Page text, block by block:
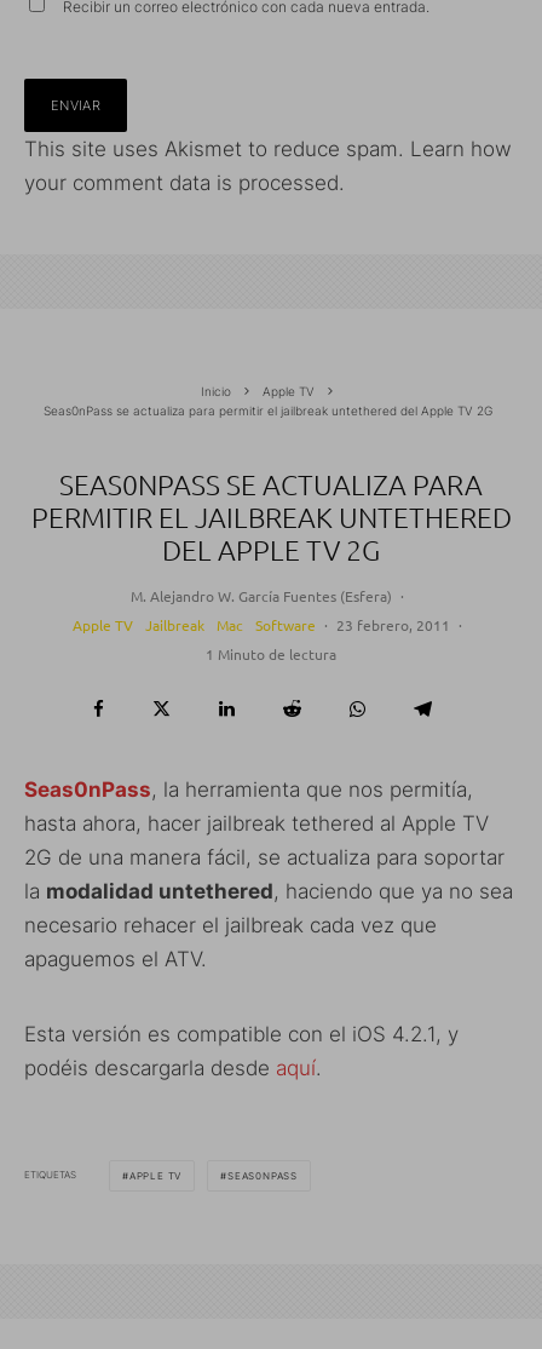
Recibir un correo electrónico con cada nueva entrada.
This site uses Akismet to reduce spam. Learn how
your comment data is processed.
Inicio
Apple TV
Seas0nPass se actualiza para permitir el jailbreak untethered del Apple TV 2G
SEAS0NPASS SE ACTUALIZA PARA
PERMITIR EL JAILBREAK UNTETHERED
DEL APPLE TV 2G
M. Alejandro W. García Fuentes (Esfera) ·
Apple TV
Jailbreak Mac Software · 23 febrero, 2011
·
1 Minuto de lectura
Seas0nPass, la herramienta que nos permitía,
hasta ahora, hacer jailbreak tethered al Apple TV
2G de una manera fácil, se actualiza para soportar
la modalidad untethered, haciendo que ya no sea
necesario rehacer el jailbreak cada vez que
apaguemos el ATV.
Esta versión es compatible con el iOS 4.2.1, y
podéis descargarla desde aquí.
ETIQUETAS APPLE TV SEAS0NPASS